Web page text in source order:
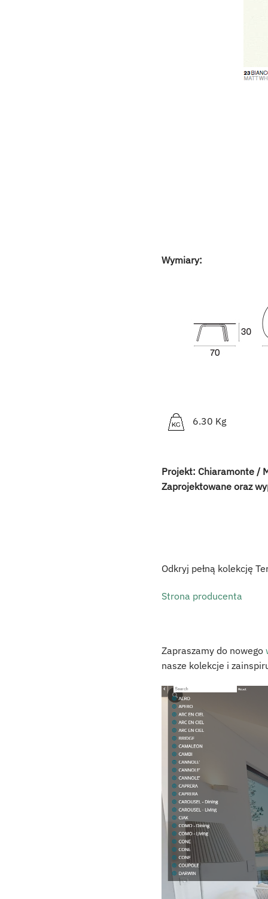
Wymiary:
6.30 Kg
Projekt: Chiaramonte /
Zaprojektowane oraz
Odkryj pełną kolekcję
Strona producenta
Zapraszamy do nowego
nasze kolekcje i